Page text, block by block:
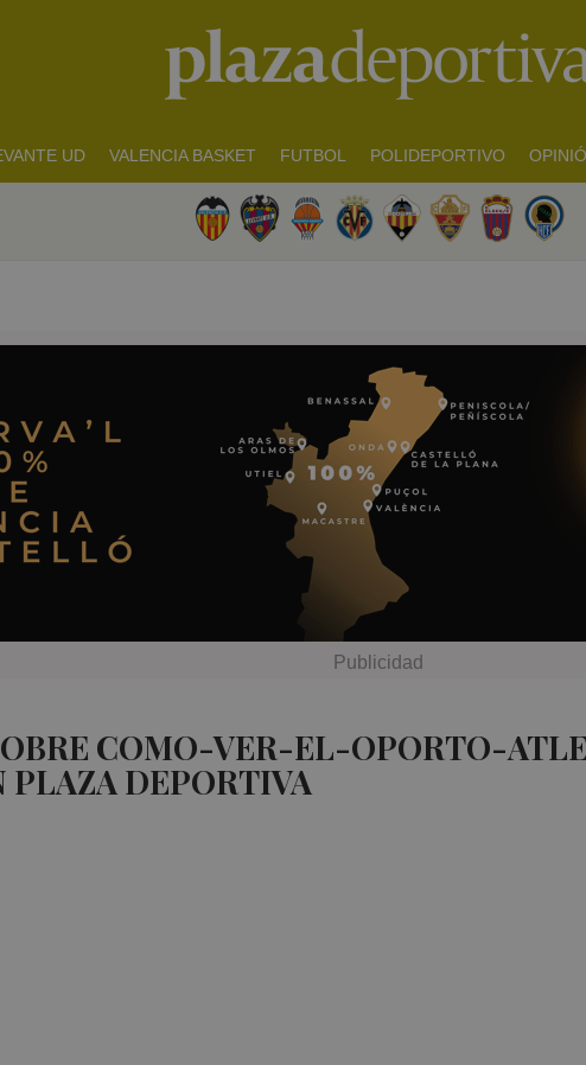
UD VALENCIA BASKET FUTBOL POLIDEPORTIVO
COMO-VER-EL-OPORTO-
DEPORTIVA